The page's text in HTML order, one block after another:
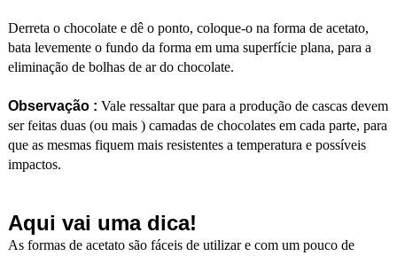
Derreta o chocolate e dê o ponto, coloque-o na forma de acetato,
bata levemente o fundo da forma em uma superfície plana, para a
eliminação de bolhas de ar do chocolate.
Observação : Vale ressaltar que para a produção de cascas devem
ser feitas duas (ou mais ) camadas de chocolates em cada parte, para
que as mesmas fiquem mais resistentes a temperatura e possíveis
impactos.
Aqui vai uma dica!
As formas de acetato são fáceis de utilizar e com um pouco de